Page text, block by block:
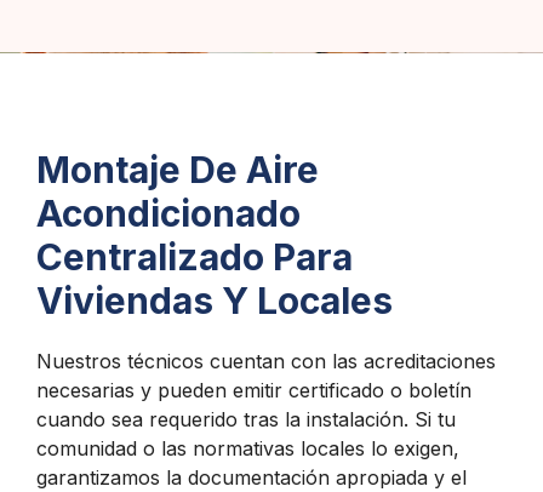
Montaje De Aire
Acondicionado
Centralizado Para
Viviendas Y Locales
Nuestros técnicos cuentan con las acreditaciones
necesarias y pueden emitir certificado o boletín
cuando sea requerido tras la instalación. Si tu
comunidad o las normativas locales lo exigen,
garantizamos la documentación apropiada y el